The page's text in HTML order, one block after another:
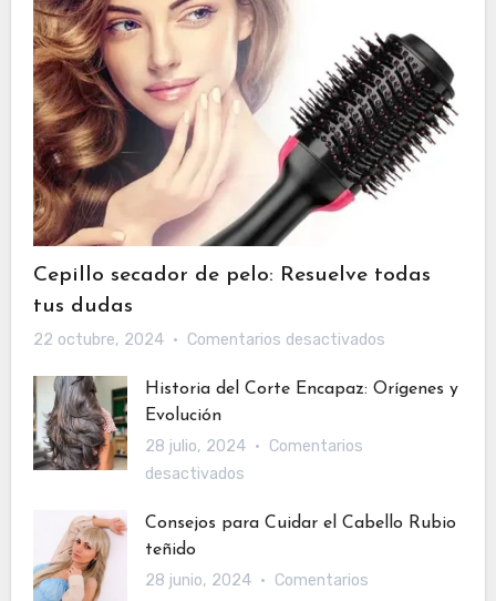
Cepillo secador de pelo: Resuelve todas
tus dudas
22 octubre, 2024 Comentarios desactivadosen
secador
tus
Historia del Corte Encapaz: Orígenes y
Evolución
28 julio, 2024
Comentarios
desactivadosen
del
Encapaz:
Consejos para Cuidar el Cabello Rubio
teñido
28 junio, 2024
Comentarios